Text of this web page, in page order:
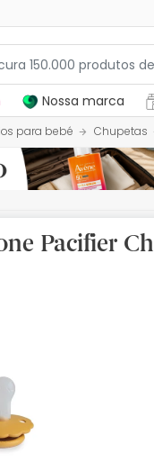
Nossa marca
para bebé Chupetas
Pacifier